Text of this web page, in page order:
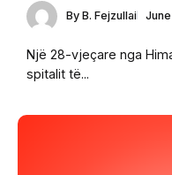
By B. Fejzullai
Një 28-vjeçare nga
spitalit të...